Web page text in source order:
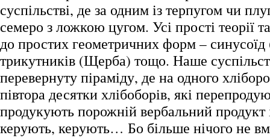
суспільстві, де за одним із терпугом чи
семеро з ложкою цугом. Усі прості теорії
до простих геометричних форм –
трикутників (Щерба) тощо. Наше
перевернуту піраміду, де на одного
півтора десятки хлібоборів, які
продукують порожній вербальний продукт
керують, керують… Бо більше нічого не